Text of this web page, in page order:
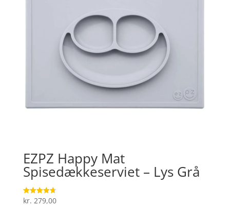
EZPZ Happy Mat
Spisedækkeserviet – Lys Grå
Vurderet
4.7
kr. 279,00